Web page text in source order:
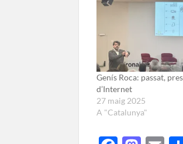
Genís Roca: passat,
d’Internet
27 maig 2025
A "Catalunya"